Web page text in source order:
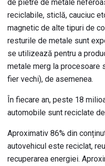
de pietre de metale
reciclabile, sticlă, cauciuc
magnetic de alte tipuri de
resturile de metale sunt
se utilizează pentru a
metale merg la procesoare
fier vechi), de asemenea.
În fiecare an, peste 18
automobile sunt reciclate
Aproximativ 86% din
autovehicul este reciclat,
recuperarea energiei.